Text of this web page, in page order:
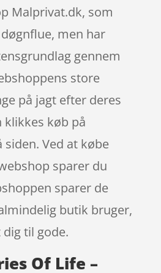
Malprivat.dk, som
men har
gennem
store
på jagt efter deres
klikkes køb på
Ved at købe
sparer du
sparer de
butik bruger,
til gode.
Of Life –